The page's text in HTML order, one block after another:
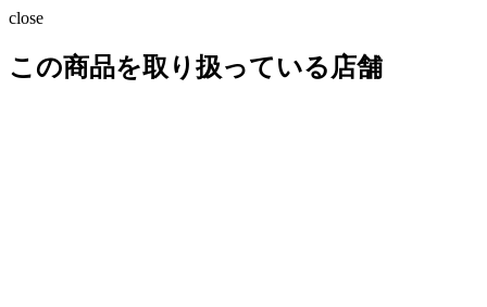
close
この商品を取り扱っている店舗